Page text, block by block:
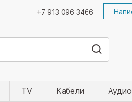
+7 913 096 3466
TV Кабели Аудио